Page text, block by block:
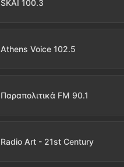
SKAI 100.3
Athens Voice 102.5
Παραπολιτικά FM 90.1
Radio Art - 21st Century